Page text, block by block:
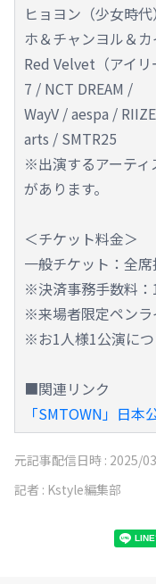
ヒョヨン（少女時
ホ＆チャンヨル＆
Red Velvet（アイ
7 / NCT DREAM /
WayV / aespa /
arts / SMTR25
※出演するアーティ
があります。
＜チケット料金＞
一般チケット：全席
※決済事務手数料
※来場者限定ペン
※お1人様1公演に
■関連リンク
「SMTOWN」日本
元記事配信日時 : 2025/
記者 : Kstyle編集部